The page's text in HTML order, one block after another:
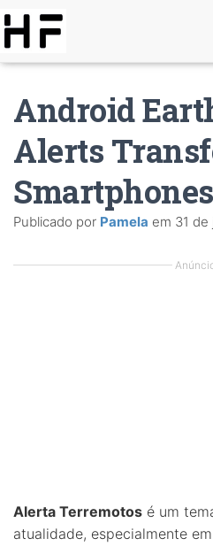
Android
Alerts
Publicado por Pamela em 31
Alerta Terremotos é um
atualidade, especialmente